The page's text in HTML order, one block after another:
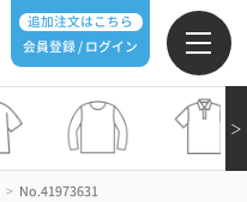
追加注文はこちら
会員登録 / ログイン
＞
> No.41973631